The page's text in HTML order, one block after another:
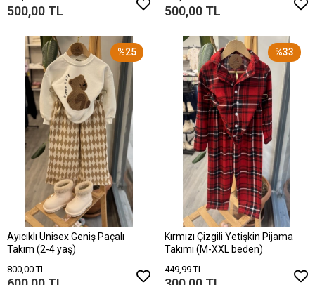
500,00 TL 500,00 TL
%25
Ayıcıklı Unisex Geniş Paçalı
Takım (2-4 yaş)
800,00 TL
%33
Kırmızı Çizgili Yetişkin Pijama
Takımı (M-XXL beden)
449,99 TL